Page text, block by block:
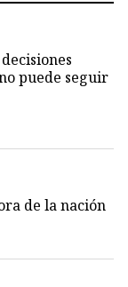
puede seguir
de la nación